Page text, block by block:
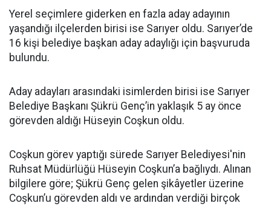
Yerel seçimlere giderken en fazla aday adayının
yaşandığı ilçelerden birisi ise Sarıyer oldu. Sarıyer’de
16 kişi belediye başkan aday adaylığı için başvuruda
bulundu.
Aday adayları arasındaki isimlerden birisi ise Sarıyer
Belediye Başkanı Şükrü Genç’in yaklaşık 5 ay önce
görevden aldığı Hüseyin Coşkun oldu.
Coşkun görev yaptığı sürede Sarıyer Belediyesi'nin
Ruhsat Müdürlüğü Hüseyin Coşkun’a bağlıydı. Alınan
bilgilere göre; Şükrü Genç gelen şikâyetler üzerine
Coşkun’u görevden aldı ve ardından verdiği birçok